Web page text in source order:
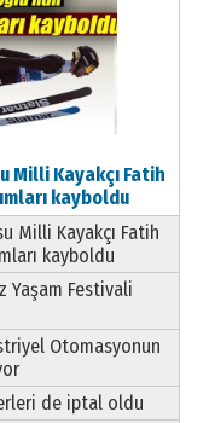
Milli Kayakçı Fatih
kayboldu
Milli Kayakçı Fatih
kayboldu
Yaşam Festivali
Otomasyonun
de iptal oldu